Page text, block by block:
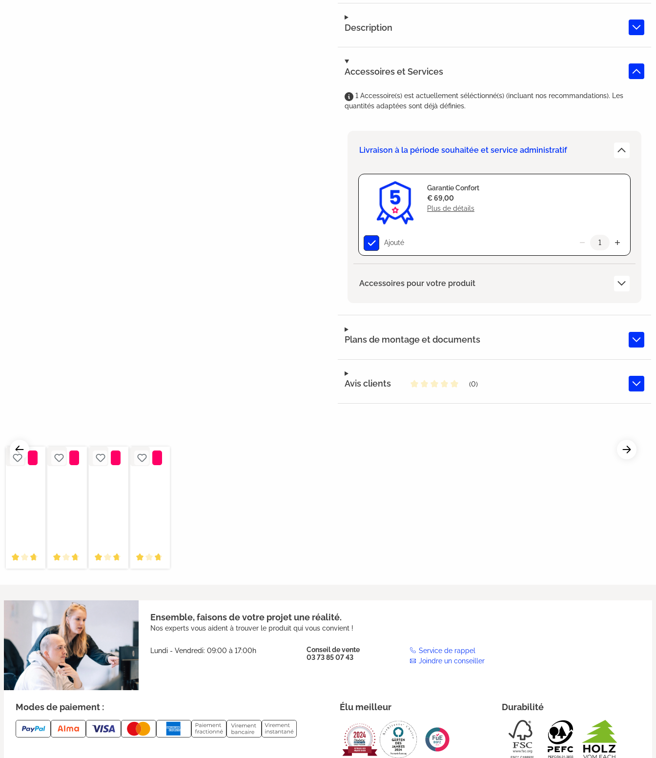
Description
Accessoires et Services
1 Accessoire(s) est actuellement séléctionné(s) (incluant nos recommandations). Les
quantités adaptées sont déjà définies.
Livraison à la période souhaitée et service administratif
Garantie Confort
Plus de détails
€ 69,00
Ajouté
Accessoires pour votre produit
Plans de montage et documents
Avis clients
(0)
Ensemble, faisons de votre projet une réalité.
Nos experts vous aident à trouver le produit qui vous convient !
Lundi - Vendredi: 09:00 à 17:00h
Conseil de vente
03 73 85 07 43
Service de rappel
Joindre un conseiller
Modes de paiement : Élu meilleur Durabilité